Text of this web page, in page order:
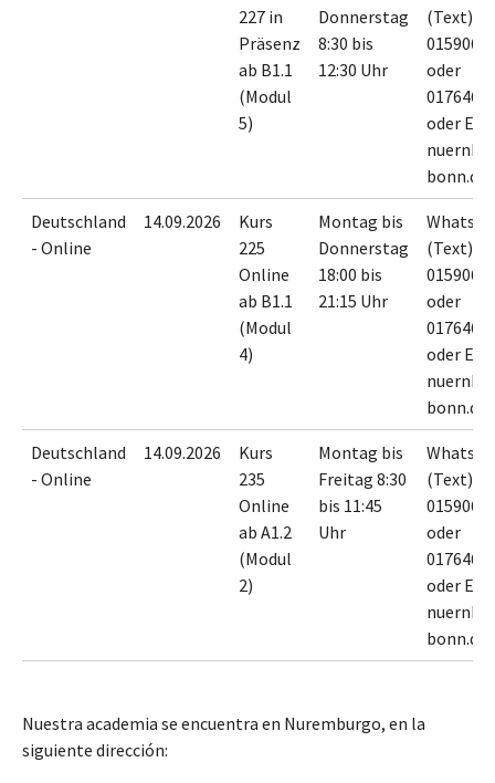
227 in
Präsenz
ab B1.1
(Modul
5)
Donnerstag
8:30 bis
12:30 Uhr
(Text) an
oder
oder E-
bonn.de
Deutschland
- Online
14.09.2026
Kurs
225
Online
ab B1.1
(Modul
4)
Montag bis
Donnerstag
18:00 bis
21:15 Uhr
(Text) an
oder
oder E-
bonn.de
Deutschland
- Online
14.09.2026
Kurs
235
Online
ab A1.2
(Modul
2)
Montag bis
Freitag 8:30
bis 11:45
Uhr
(Text) an
oder
oder E-
bonn.de
Nuestra academia se encuentra en Nuremburgo, en la
siguiente dirección: